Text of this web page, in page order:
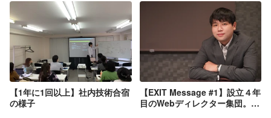
【1年に1回以上】社内技術合宿
の様子
【EXIT Message #1】設立４年
目のWebディレクター集団。代